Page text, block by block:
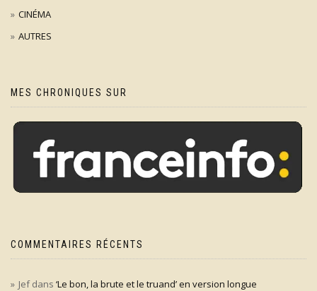
CINÉMA
AUTRES
MES CHRONIQUES SUR
COMMENTAIRES RÉCENTS
Jefdans ‘Le bon, la brute et le truand’ en version longue